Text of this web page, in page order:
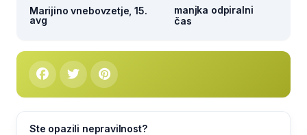
Marijino vnebovzetje, 15.
avg
manjka odpiralni
čas
Ste opazili nepravilnost?